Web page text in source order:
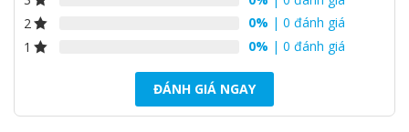
– Tính năng khoá bảng điều khiển giúp đảm bảo an toàn cho trẻ
nhỏ, tránh trường hợp trẻ nghịch ngợm bấm lung tung làm thay
đổi chương trình nấu gây nguy hiểm.
– Tính năng chống tràn tự động ngắt bếp khi nước bị tràn đến
2
0% | 0 đánh giá
1
0% | 0 đánh giá
ĐÁNH GIÁ NGAY